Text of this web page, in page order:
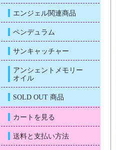
エンジェル関連商品
ペンデュラム
サンキャッチャー
アンシェントメモリー
オイル
SOLD OUT 商品
カートを見る
送料と支払い方法